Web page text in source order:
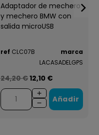
Adaptador de mechero
y mechero BMW con
salida microUSB
ref CLC07B
marca
LACASADELGPS
24,20 €12,10 €
Añadir